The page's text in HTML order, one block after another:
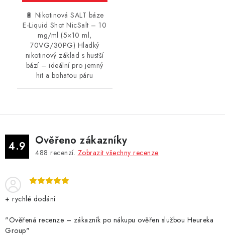
🔋 Nikotinová SALT báze
E-Liquid Shot NicSalt – 10
mg/ml (5×10 ml,
70VG/30PG) Hladký
nikotinový základ s hustší
bází – ideální pro jemný
hit a bohatou páru
4.9 Ověřeno zákazníky
488 recenzí. Zobrazit všechny recenze
+ rychlé dodání
"Ověřená recenze – zákazník po nákupu ověřen službou Heureka
Group"